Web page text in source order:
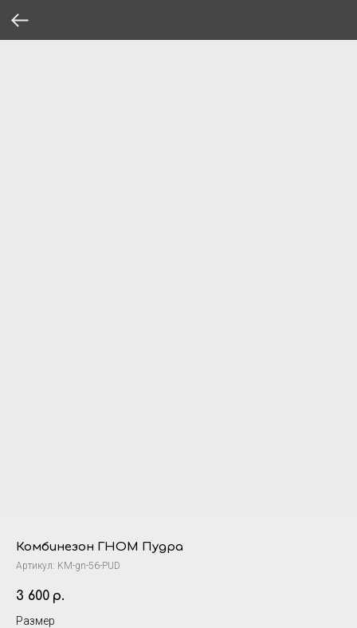
Комбинезон ГНОМ Пудра
Артикул: KM-gn-56-PUD
3 600 р.
Размер